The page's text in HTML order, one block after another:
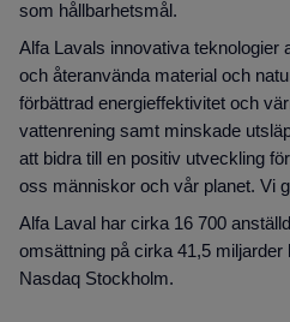
som hållbarhetsmål.
Alfa Lavals innovativa teknologier
och återanvända material och
förbättrad energieffektivitet och
vattenrening samt minskade
att bidra till en positiv utveckling
oss människor och vår planet. Vi
Alfa Laval har cirka 16 700
omsättning på cirka 41,5 miljarder
Nasdaq Stockholm.